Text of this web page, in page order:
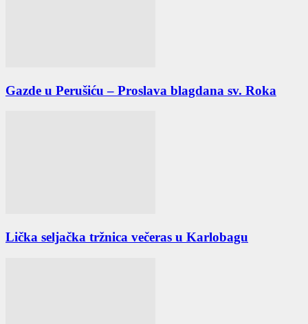
Gazde u Perušiću – Proslava blagdana sv. Roka
Lička seljačka tržnica večeras u Karlobagu